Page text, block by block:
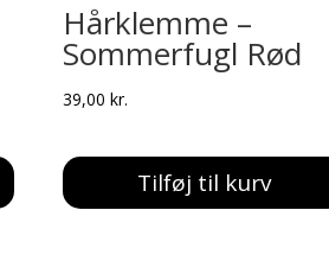
Hårklemme –
Sommerfugl Rød
39,00 kr.
Tilføj til kurv